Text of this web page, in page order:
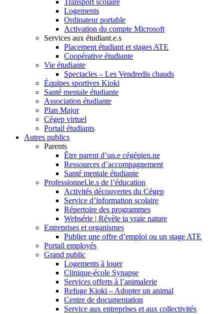
Logements
Ordinateur portable
Activation du compte Microsoft
Services aux étudiant.e.s
Placement étudiant et stages ATE
Coopérative étudiante
Vie étudiante
Spectacles – Les Vendredis chauds
Équipes sportives Kioki
Santé mentale étudiante
Association étudiante
Plan Major
Cégep virtuel
Portail étudiants
Autres publics
Parents
Être parent d’un.e cégépien.ne
Ressources d’accompagnement
Santé mentale étudiante
Professionnel.le.s de l’éducation
Activités découvertes du Cégep
Service d’information scolaire
Répertoire des programmes
Websérie | Révèle ta vraie nature
Entreprises et organismes
Publier une offre d’emploi ou un stage ATE
Portail employés
Grand public
Logements à louer
Clinique-école Synapse
Services offerts à l’animalerie
Refuge Kioki – Adopter un animal
Centre de documentation
Service aux entreprises et aux collectivités